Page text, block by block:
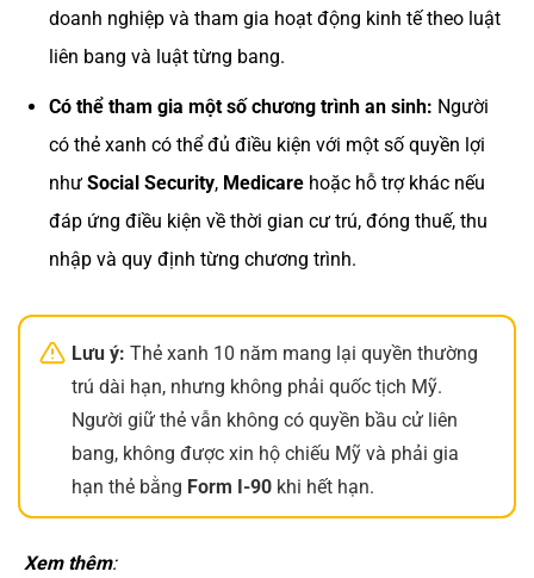
doanh nghiệp và tham gia hoạt động kinh tế theo luật
liên bang và luật từng bang.
Có thể tham gia một số chương trình an sinh: Người
có thẻ xanh có thể đủ điều kiện với một số quyền lợi
như Social Security, Medicarehoặc hỗ trợ khác nếu
đáp ứng điều kiện về thời gian cư trú, đóng thuế, thu
nhập và quy định từng chương trình.
Lưu ý: Thẻ xanh 10 năm mang lại quyền thường
trú dài hạn, nhưng không phải quốc tịch Mỹ.
Người giữ thẻ vẫn không có quyền bầu cử liên
bang, không được xin hộ chiếu Mỹ và phải gia
hạn thẻ bằng Form I-90khi hết hạn.
Xem thêm: